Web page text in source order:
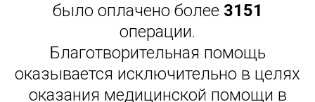
было оплачено более 3151
операции.
Благотворительная помощь
оказывается исключительно в целях
оказания медицинской помощи в